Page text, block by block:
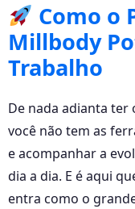
Como o
Millbody
Trabalho
De nada adianta ter
você não tem as
e acompanhar a
dia a dia. E é aqui
entra como o